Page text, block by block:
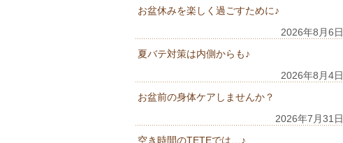
お盆休みを楽しく過ごすために♪
2026年8月6日
夏バテ対策は内側からも♪
2026年8月4日
お盆前の身体ケアしませんか？
2026年7月31日
空き時間のTETEでは…♪